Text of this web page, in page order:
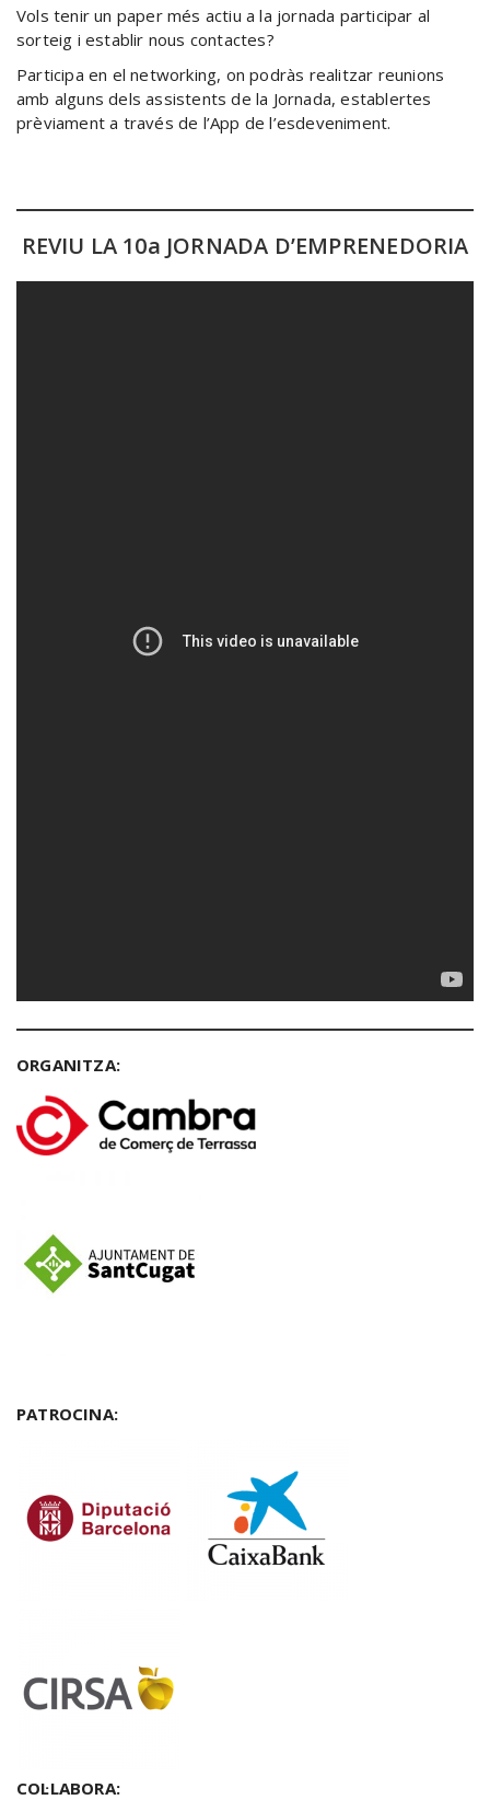
Vols tenir un paper més actiu a la jornada participar al
sorteig i establir nous contactes?
Participa en el networking, on podràs realitzar reunions
amb alguns dels assistents de la Jornada, establertes
prèviament a través de l’App de l’esdeveniment.
REVIU LA 10a JORNADA D’EMPRENEDORIA
ORGANITZA:
PATROCINA:
COL·LABORA: